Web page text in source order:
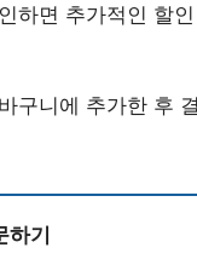
하면 추가적인 할
구니에 추가한 후
기